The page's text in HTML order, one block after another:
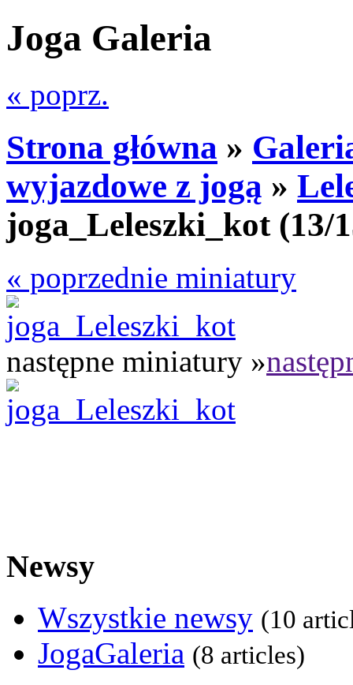
Joga Galeria
« poprz.
Strona główna »
wyjazdowe z jogą »
joga_Leleszki_kot(13/
« poprzednie miniatury
następne miniatury »
Newsy
Wszystkie newsy (10
JogaGaleria (8 articles)